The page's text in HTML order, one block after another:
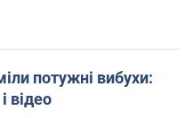
потужні вибухи:
відео